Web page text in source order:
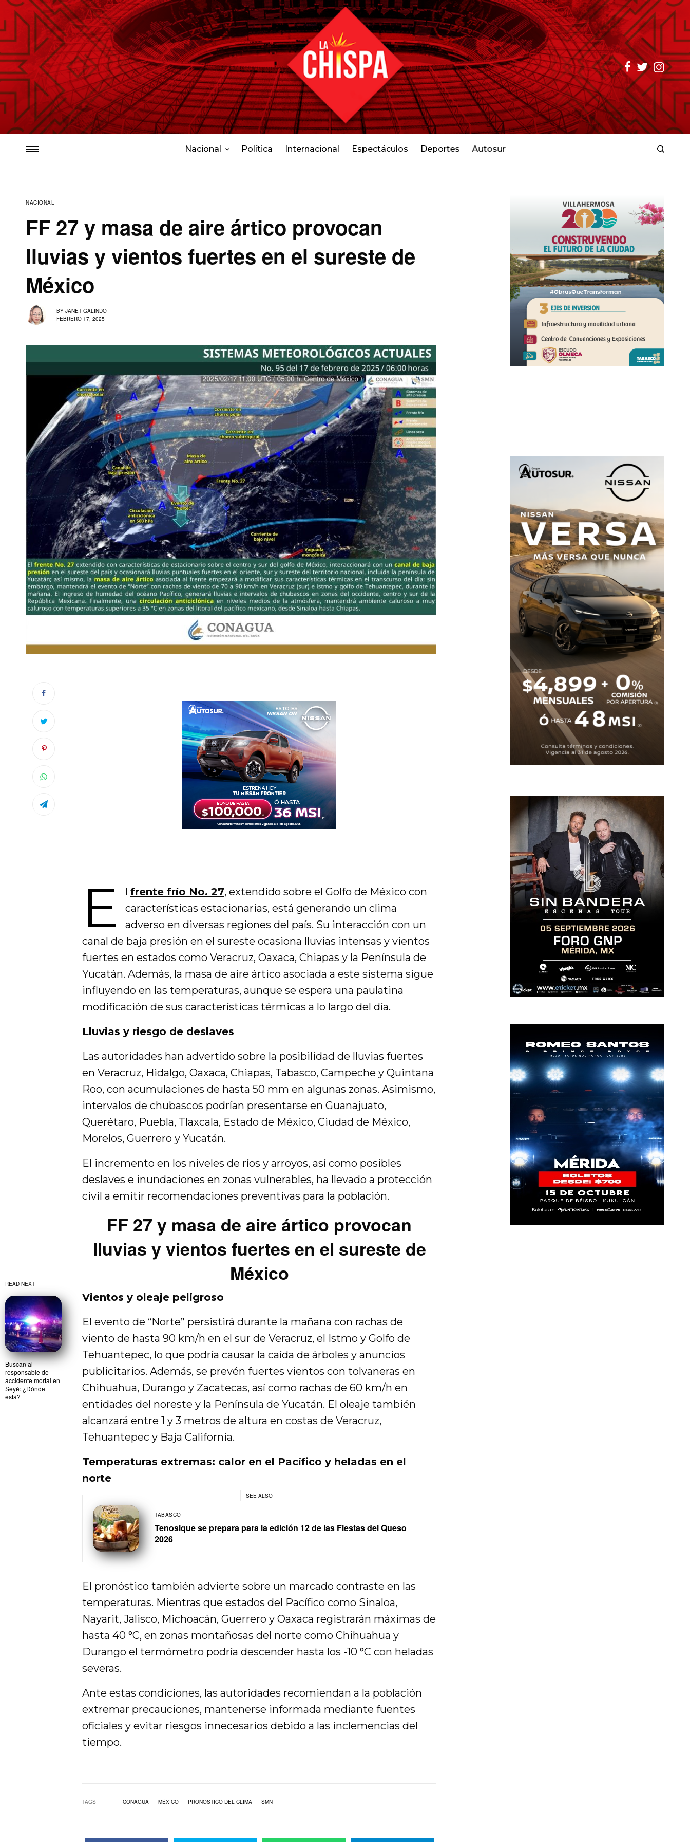
Nacional Política Internacional Espectáculos Deportes Autosur
NACIONAL
FF 27 y masa de aire ártico provocan
lluvias y vientos fuertes en el sureste de
México
BY JANET GALINDO
FEBRERO 17, 2025
READ NEXT
Buscan al
responsable de
accidente mortal en
Seyé: ¿Dónde
está?
E l frente frío No. 27, extendido sobre el Golfo de México con
características estacionarias, está generando un clima
adverso en diversas regiones del país. Su interacción con un
canal de baja presión en el sureste ocasiona lluvias intensas y vientos
fuertes en estados como Veracruz, Oaxaca, Chiapas y la Península de
Yucatán. Además, la masa de aire ártico asociada a este sistema sigue
influyendo en las temperaturas, aunque se espera una paulatina
modificación de sus características térmicas a lo largo del día.
Lluvias y riesgo de deslaves
Las autoridades han advertido sobre la posibilidad de lluvias fuertes
en Veracruz, Hidalgo, Oaxaca, Chiapas, Tabasco, Campeche y Quintana
Roo, con acumulaciones de hasta 50 mm en algunas zonas. Asimismo,
intervalos de chubascos podrían presentarse en Guanajuato,
Querétaro, Puebla, Tlaxcala, Estado de México, Ciudad de México,
Morelos, Guerrero y Yucatán.
El incremento en los niveles de ríos y arroyos, así como posibles
deslaves e inundaciones en zonas vulnerables, ha llevado a protección
civil a emitir recomendaciones preventivas para la población.
FF 27 y masa de aire ártico provocan
lluvias y vientos fuertes en el sureste de
México
Vientos y oleaje peligroso
El evento de “Norte” persistirá durante la mañana con rachas de
viento de hasta 90 km/h en el sur de Veracruz, el Istmo y Golfo de
Tehuantepec, lo que podría causar la caída de árboles y anuncios
publicitarios. Además, se prevén fuertes vientos con tolvaneras en
Chihuahua, Durango y Zacatecas, así como rachas de 60 km/h en
entidades del noreste y la Península de Yucatán. El oleaje también
alcanzará entre 1 y 3 metros de altura en costas de Veracruz,
Tehuantepec y Baja California.
Temperaturas extremas: calor en el Pacífico y heladas en el
norte
SEE ALSO
TABASCO
Tenosique se prepara para la edición 12 de las Fiestas del Queso
2026
El pronóstico también advierte sobre un marcado contraste en las
temperaturas. Mientras que estados del Pacífico como Sinaloa,
Nayarit, Jalisco, Michoacán, Guerrero y Oaxaca registrarán máximas de
hasta 40 °C, en zonas montañosas del norte como Chihuahua y
Durango el termómetro podría descender hasta los -10 °C con heladas
severas.
Ante estas condiciones, las autoridades recomiendan a la población
extremar precauciones, mantenerse informada mediante fuentes
oficiales y evitar riesgos innecesarios debido a las inclemencias del
tiempo.
TAGS CONAGUA MÉXICO PRONOSTICO DEL CLIMA SMN